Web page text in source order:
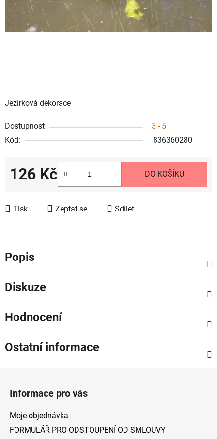
Jezírková dekorace
Dostupnost
3 - 5
Kód:
836360280
126 Kč DO KOŠÍKU
Tisk Zeptat se Sdílet
Popis
Diskuze
Hodnocení
Ostatní informace
Informace pro vás
Moje objednávka
FORMULÁŘ PRO ODSTOUPENÍ OD SMLOUVY